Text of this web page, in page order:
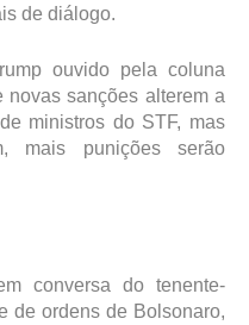
de diálogo.
ouvido pela coluna
novas sanções alterem a
ministros do STF, mas
mais punições serão
conversa do tenente-
de ordens de Bolsonaro,